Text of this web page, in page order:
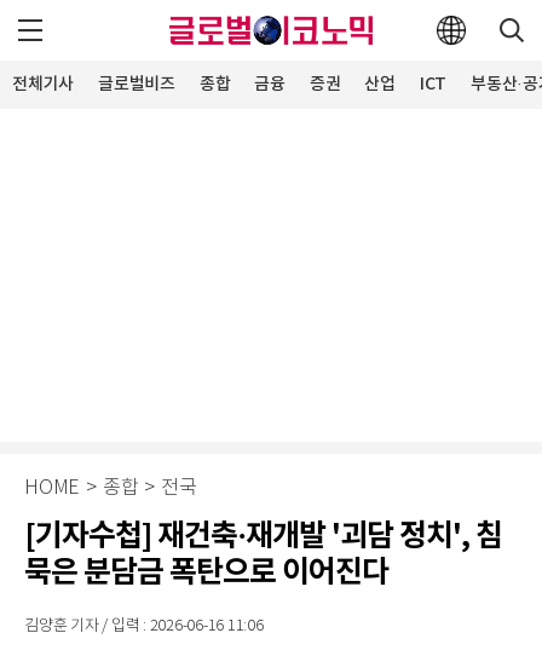
전체기사 글로벌비즈 종합 금융 증권 산업 ICT 부동산·
HOME > 종합 > 전국
[기자수첩] 재건축·재개발 '괴담 정치', 침
묵은 분담금 폭탄으로 이어진다
김양훈 기자 / 입력 : 2026-06-16 11:06